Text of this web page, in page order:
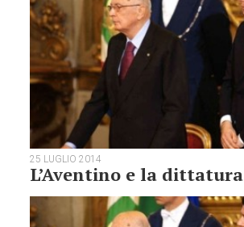
25 LUGLIO 2014
L’Aventino e la dittatura